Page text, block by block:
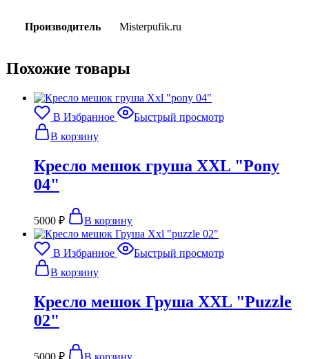
Производитель Misterpufik.ru
Похожие товары
В Избранное
Быстрый просмотр
В корзину
Кресло мешок груша XXL "Pony
04"
5000 ₽ В корзину
В Избранное
Быстрый просмотр
В корзину
Кресло мешок Груша XXL "Puzzle
02"
5000 ₽ В корзину